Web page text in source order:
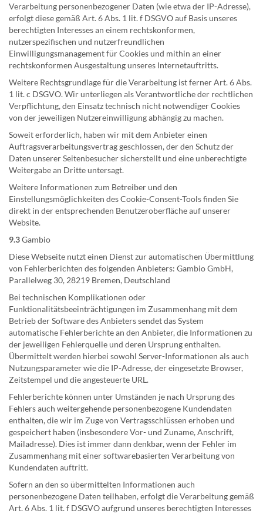
Verarbeitung personenbezogener Daten (wie etwa der IP-Adresse),
erfolgt diese gemäß Art. 6 Abs. 1 lit. f DSGVO auf Basis unseres
berechtigten Interesses an einem rechtskonformen,
nutzerspezifischen und nutzerfreundlichen
Einwilligungsmanagement für Cookies und mithin an einer
rechtskonformen Ausgestaltung unseres Internetauftritts.
Weitere Rechtsgrundlage für die Verarbeitung ist ferner Art. 6 Abs.
1 lit. c DSGVO. Wir unterliegen als Verantwortliche der rechtlichen
Verpflichtung, den Einsatz technisch nicht notwendiger Cookies
von der jeweiligen Nutzereinwilligung abhängig zu machen.
Soweit erforderlich, haben wir mit dem Anbieter einen
Auftragsverarbeitungsvertrag geschlossen, der den Schutz der
Daten unserer Seitenbesucher sicherstellt und eine unberechtigte
Weitergabe an Dritte untersagt.
Weitere Informationen zum Betreiber und den
Einstellungsmöglichkeiten des Cookie-Consent-Tools finden Sie
direkt in der entsprechenden Benutzeroberfläche auf unserer
Website.
9.3Gambio
Diese Webseite nutzt einen Dienst zur automatischen Übermittlung
von Fehlerberichten des folgenden Anbieters: Gambio GmbH,
Parallelweg 30, 28219 Bremen, Deutschland
Bei technischen Komplikationen oder
Funktionalitätsbeeinträchtigungen im Zusammenhang mit dem
Betrieb der Software des Anbieters sendet das System
automatische Fehlerberichte an den Anbieter, die Informationen zu
der jeweiligen Fehlerquelle und deren Ursprung enthalten.
Übermittelt werden hierbei sowohl Server-Informationen als auch
Nutzungsparameter wie die IP-Adresse, der eingesetzte Browser,
Zeitstempel und die angesteuerte URL.
Fehlerberichte können unter Umständen je nach Ursprung des
Fehlers auch weitergehende personenbezogene Kundendaten
enthalten, die wir im Zuge von Vertragsschlüssen erhoben und
gespeichert haben (insbesondere Vor- und Zuname, Anschrift,
Mailadresse). Dies ist immer dann denkbar, wenn der Fehler im
Zusammenhang mit einer softwarebasierten Verarbeitung von
Kundendaten auftritt.
Sofern an den so übermittelten Informationen auch
personenbezogene Daten teilhaben, erfolgt die Verarbeitung gemäß
Art. 6 Abs. 1 lit. f DSGVO aufgrund unseres berechtigten Interesses